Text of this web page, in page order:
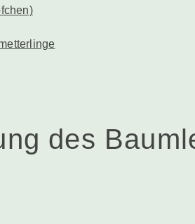
des